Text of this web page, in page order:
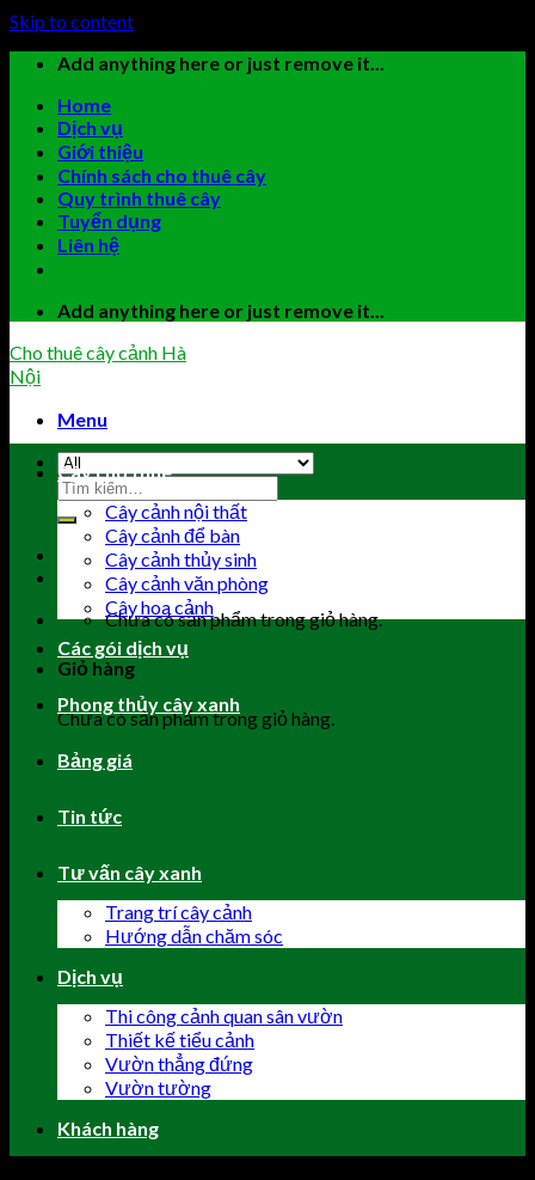
Skip to content
Add anything here or just remove it...
Home
Dịch vụ
Giới thiệu
Chính sách cho thuê cây
Quy trình thuê cây
Tuyển dụng
Liên hệ
Add anything here or just remove it...
Cho thuê cây cảnh Hà
Nội
Menu
Chưa có sản phẩm trong giỏ hàng.
Giỏ hàng
Chưa có sản phẩm trong giỏ hàng.
Cây cho thuê
Cây cảnh nội thất
Cây cảnh để bàn
Cây cảnh thủy sinh
Cây cảnh văn phòng
Cây hoa cảnh
Các gói dịch vụ
Phong thủy cây xanh
Bảng giá
Tin tức
Tư vấn cây xanh
Trang trí cây cảnh
Hướng dẫn chăm sóc
Dịch vụ
Thi công cảnh quan sân vườn
Thiết kế tiểu cảnh
Vườn thẳng đứng
Vườn tường
Khách hàng